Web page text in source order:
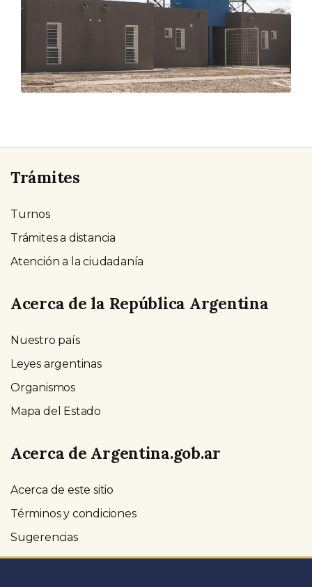
Trámites
Turnos
Trámites a distancia
Atención a la ciudadanía
Acerca de la República Argentina
Nuestro país
Leyes argentinas
Organismos
Mapa del Estado
Acerca de Argentina.gob.ar
Acerca de este sitio
Términos y condiciones
Sugerencias